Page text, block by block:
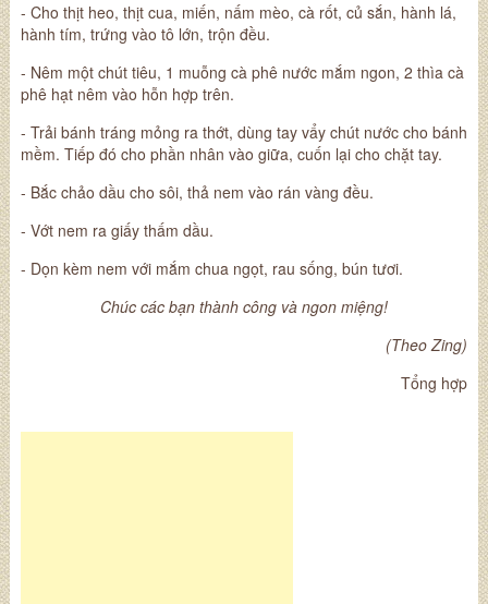
- Cho thịt heo, thịt cua, miến, nấm mèo, cà rốt, củ sắn, hành lá,
hành tím, trứng vào tô lớn, trộn đều.
- Nêm một chút tiêu, 1 muỗng cà phê nước mắm ngon, 2 thìa cà
phê hạt nêm vào hỗn hợp trên.
- Trải bánh tráng mỏng ra thớt, dùng tay vẩy chút nước cho bánh
mềm. Tiếp đó cho phần nhân vào giữa, cuốn lại cho chặt tay.
- Bắc chảo dầu cho sôi, thả nem vào rán vàng đều.
- Vớt nem ra giấy thấm dầu.
- Dọn kèm nem với mắm chua ngọt, rau sống, bún tươi.
Chúc các bạn thành công và ngon miệng!
(Theo Zing)
Tổng hợp